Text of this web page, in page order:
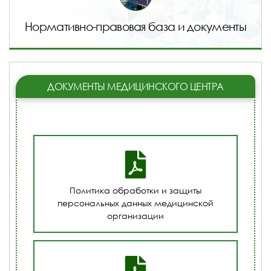
Нормативно-правовая база и документы
ДОКУМЕНТЫ МЕДИЦИНСКОГО ЦЕНТРА
Политика обработки и защиты
персональных данных медицинской
организации